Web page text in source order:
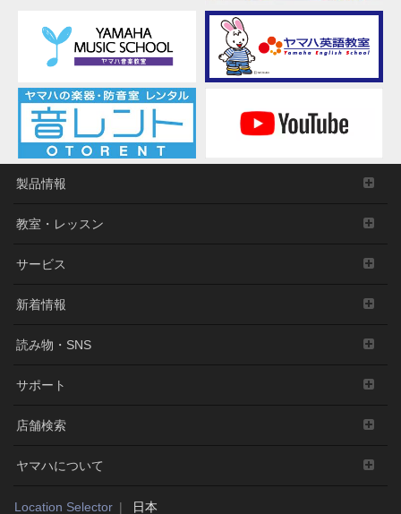
製品情報
教室・レッスン
サービス
新着情報
読み物・SNS
サポート
店舗検索
ヤマハについて
Location Selector 日本